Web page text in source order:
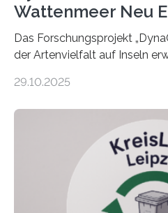
Wattenmeer Neu
Das Forschungsprojekt
der Artenvielfalt auf Inseln
Beobachtungen im
Oldenburg befassen sich
Ökosystem gedeiht – und wie
verlässlich prognostizieren
„DynaCom“: Die Deutsche
(DFG) fördert das Anfang
Forschungsprojekt an der
29.10.2025